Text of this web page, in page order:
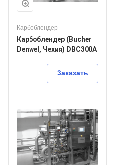
Карбоблендер
Карбоблендер (Bucher
Denwel, Чехия) DBC300A
Заказать